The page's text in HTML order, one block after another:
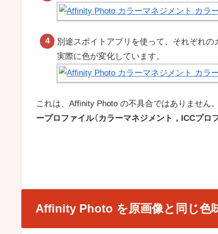
別途スポイトアプリを使って、それぞれ
実際に色が変化しています。
これは、Affinity Photo の不具合ではありません
ープロファイル（カラーマネジメント，ICCプロ
Affinity Photo を原画像と同じ色